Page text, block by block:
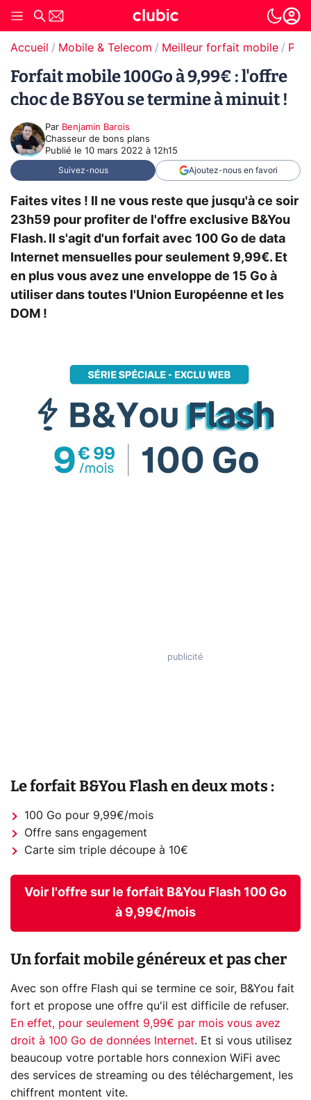
Accueil Mobile & Telecom Meilleur forfait mobile
Forfait mobile 100Go à 9,99€ : l'offre
choc de B&You se termine à minuit !
Par Benjamin Barois
Chasseur de bons plans
Publié le 10 mars 2022 à 12h15
Suivez-nous Ajoutez-nous en favori
Faites vites ! Il ne vous reste que jusqu'à ce soir
23h59 pour profiter de l'offre exclusive B&You
Flash. Il s'agit d'un forfait avec 100 Go de data
Internet mensuelles pour seulement 9,99€. Et
en plus vous avez une enveloppe de 15 Go à
utiliser dans toutes l'Union Européenne et les
DOM !
Le forfait B&You Flash en deux mots :
100 Go pour 9,99€/mois
Offre sans engagement
Carte sim triple découpe à 10€
Voir l'offre sur le forfait B&You Flash 100 Go
à 9,99€/mois
Un forfait mobile généreux et pas cher
Avec son offre Flash qui se termine ce soir, B&You fait
fort et propose une offre qu'il est difficile de refuser.
En effet, pour seulement 9,99€ par mois vous avez
droit à 100 Go de données Internet. Et si vous utilisez
beaucoup votre portable hors connexion WiFi avec
des services de streaming ou des téléchargement, les
chiffrent montent vite.